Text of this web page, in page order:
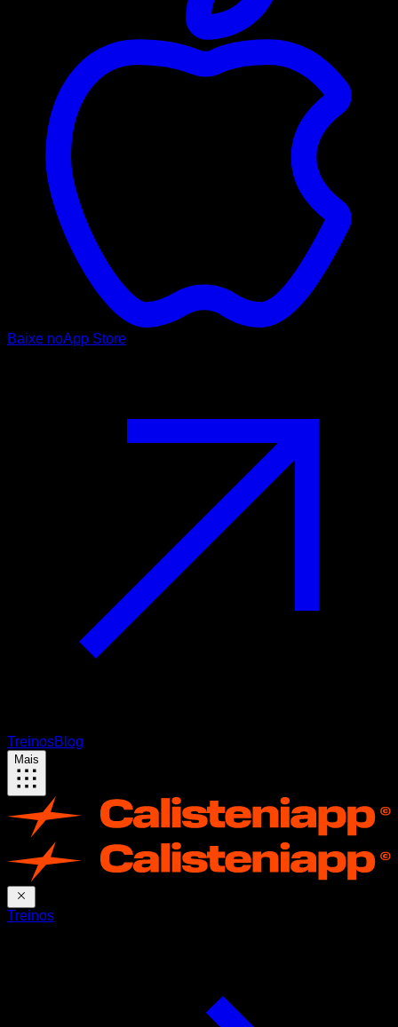
Baixe noApp Store
TreinosBlog
Mais
Treinos